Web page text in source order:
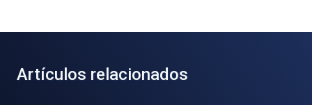
Artículos relacionados